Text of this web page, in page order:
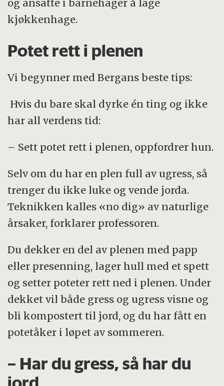
og ansatte i barnehager å lage
kjøkkenhage.
Potet rett i plenen
Vi begynner med Bergans beste tips:
Hvis du bare skal dyrke én ting og ikke
har all verdens tid:
– Sett potet rett i plenen, oppfordrer hun.
Selv om du har en plen full av ugress, så
trenger du ikke luke og vende jorda.
Teknikken kalles «no dig» av naturlige
årsaker, forklarer professoren.
Du dekker en del av plenen med papp
eller presenning, lager hull med et spett
og setter poteter rett ned i plenen. Under
dekket vil både gress og ugress visne og
bli kompostert til jord, og du har fått en
potetåker i løpet av sommeren.
– Har du gress, så har du